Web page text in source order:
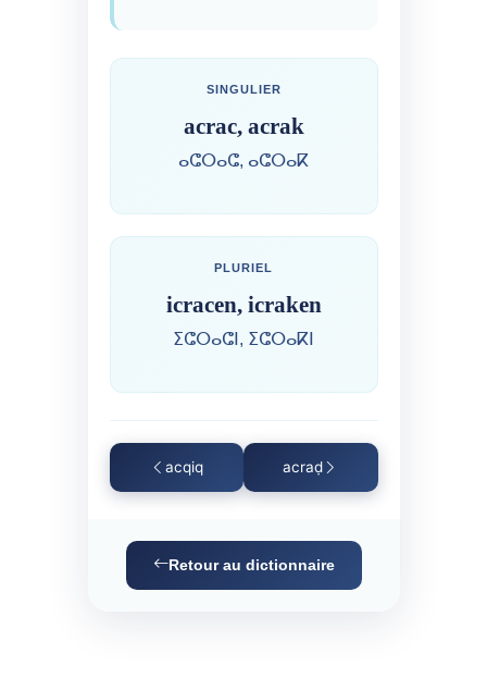
SINGULIER
acrac, acrak
ⴰⵛⵔⴰⵛ, ⴰⵛⵔⴰⴽ
PLURIEL
icracen, icraken
ⵉⵛⵔⴰⵛⵏ, ⵉⵛⵔⴰⴽⵏ
acqiq acraḍ
Retour au dictionnaire